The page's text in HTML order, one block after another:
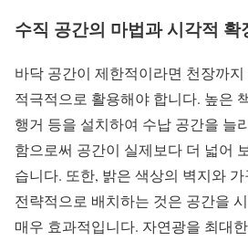
수직 공간의 마법과 시각적 확
바닥 공간이 제한적이라면 천장까
적극적으로 활용해야 합니다. 높은
행거 등을 설치하여 수납 공간을 늘
함으로써 공간이 실제보다 더 넓어
습니다. 또한, 밝은 색상의 벽지와
전략적으로 배치하는 것은 공간을
매우 효과적입니다. 자연광을 최대